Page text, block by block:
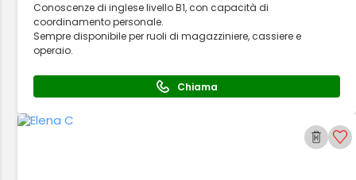
Conoscenze di inglese livello B1, con capacità di
coordinamento personale.
Sempre disponibile per ruoli di magazziniere, cassiere e
operaio.
Chiama